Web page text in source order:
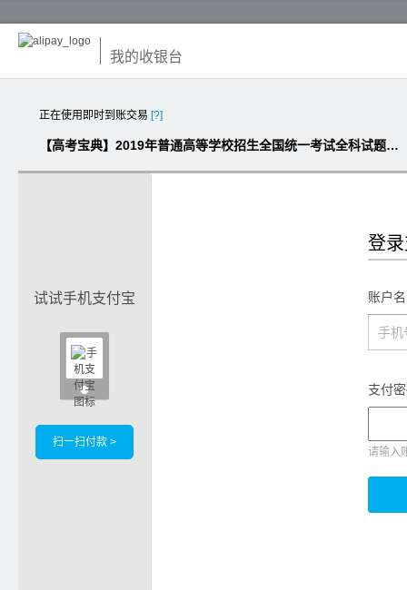
我的收银台
正在使用即时到账交易 [?]
【高考宝典】2019年普通高等学校招生全国统一考试全科试题（42份，打包资源）
试试手机支付宝

扫一扫付款 >
登
账户
支付
请输入